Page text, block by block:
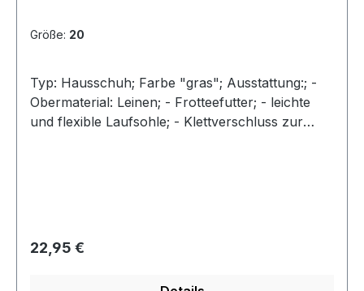
Größe: 20
Typ: Hausschuh; Farbe "gras"; Ausstattung:; -
Obermaterial: Leinen; - Frotteefutter; - leichte
und flexible Laufsohle; - Klettverschluss zur
Regulärer Preis:
22,95 €